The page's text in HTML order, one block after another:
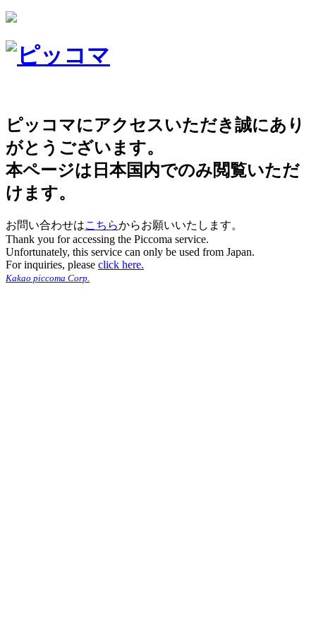
ピッコマにアクセスいただき誠にあり
がとうございます。
本ページは日本国内でのみ閲覧いただ
けます。
お問い合わせはこちらからお願いいたします。
Thank you for accessing the Piccoma service.
Unfortunately, this service can only be used from Japan.
For inquiries, please click here.
Kakao piccoma Corp.